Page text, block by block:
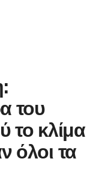
του
το κλίμα
όλοι τα